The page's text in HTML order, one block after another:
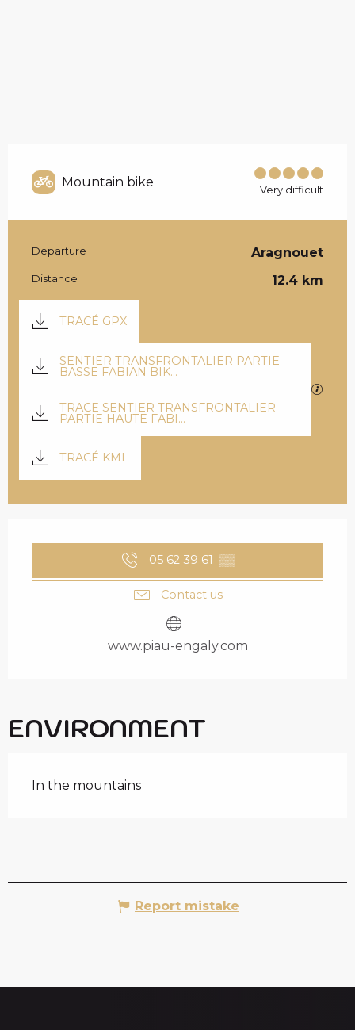
Mountain bike
Very difficult
PRACTICAL
Departure Aragnouet
Distance 12.4 km
DOCUMENTATION
TRACÉ GPX
SENTIER TRANSFRONTALIER PARTIE
BASSE FABIAN BIK...
TRACE SENTIER TRANSFRONTALIER
PARTIE HAUTE FABI...
TRACÉ KML
GPX
OPENING HOURS &
05 62 39 61 ▒▒
Contact us
www.piau-engaly.com
ENVIRONMENT
In the mountains
Report mistake